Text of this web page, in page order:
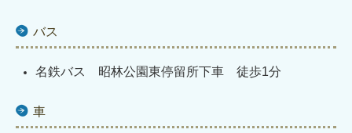
バス
名鉄バス 昭林公園東停留所下車 徒歩1分
車